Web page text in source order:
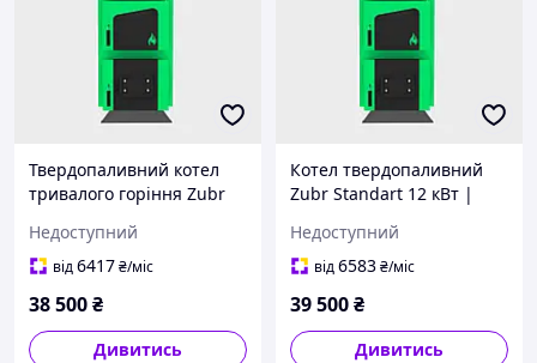
Твердопаливний котел
тривалого горіння Zubr
вугілля, брикети
Недоступний
від6417₴/міс
38 500₴
Дивитись
Котел твердопаливний
Zubr Standart 12 кВт |
Тривале горіння,
автоматика PID
Недоступний
від6583₴/міс
39 500₴
Дивитись